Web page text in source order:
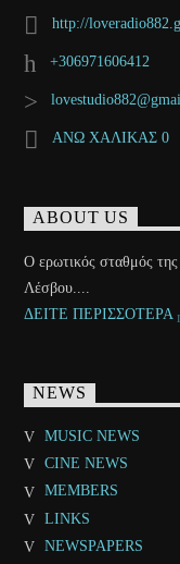
http://
+306971606412
ΑΝΩ ΧΑΛΙΚΑΣ 0
ABOUT US
Ο ερωτικός σταθμός
Λέσβου....
ΔΕΙΤΕ ΠΕΡΙΣΣΟΤΕΡΑ
NEWS
MUSIC NEWS
CINE NEWS
MEMBERS
LINKS
NEWSPAPERS